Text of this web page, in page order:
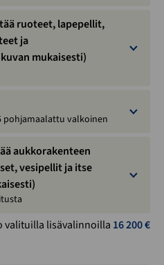
ruoteet, lapepellit,
ja
mukaisesti)
pohjamaalattu valkoinen
aukkorakenteen
vesipellit ja itse
valituilla lisävalinnoilla 16 200€